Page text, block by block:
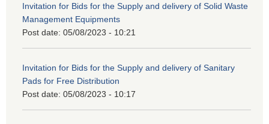
Invitation for Bids for the Supply and delivery of Solid Waste
Management Equipments
Post date: 05/08/2023 - 10:21
Invitation for Bids for the Supply and delivery of Sanitary
Pads for Free Distribution
Post date: 05/08/2023 - 10:17